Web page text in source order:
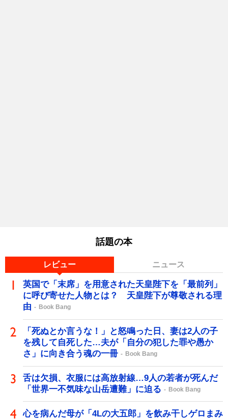
話題の本
レビュー ニュース
英国で「末席」を用意された天皇陛下を「最前列」
に呼び寄せた人物とは？ 天皇陛下が尊敬される理
由
Book Bang
「死ぬとか言うな！」と怒鳴った日、妻は2人の子
を残して自死した…夫が「自分の犯した罪や愚か
さ」に向き合う魂の一冊
Book Bang
舌は欠損、衣服には高放射線…9人の若者が死んだ
「世界一不気味な山岳遭難」に迫る
Book Bang
心を病んだ母が「4Lの大五郎」を飲み干しゲロまみ